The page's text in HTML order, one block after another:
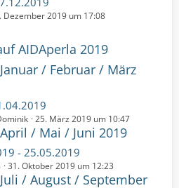
Dezember 2019 um 17:08
AIDAperla 2019
/ Februar / März
25. März 2019 um 10:47
/ Mai / Juni 2019
- 25.05.2019
31. Oktober 2019 um 12:23
/ August / September